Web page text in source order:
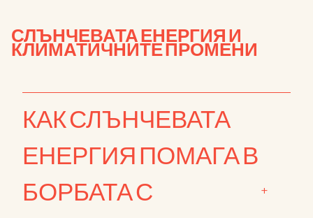
СЛЪНЧЕВАТА ЕНЕРГИЯ И
КЛИМАТИЧНИТЕ ПРОМЕНИ
КАК СЛЪНЧЕВАТА
ЕНЕРГИЯ ПОМАГА В
БОРБАТА С
+